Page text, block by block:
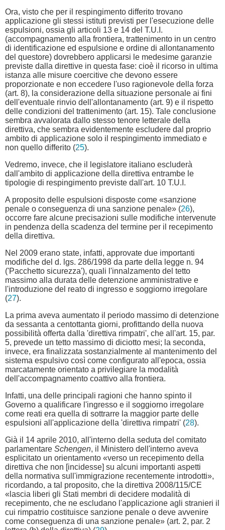
Ora, visto che per il respingimento differito trovano
applicazione gli stessi istituti previsti per l'esecuzione delle
espulsioni, ossia gli articoli 13 e 14 del T.U.I.
(accompagnamento alla frontiera, trattenimento in un centro
di identificazione ed espulsione e ordine di allontanamento
del questore) dovrebbero applicarsi le medesime garanzie
previste dalla direttive in questa fase: cioè il ricorso in ultima
istanza alle misure coercitive che devono essere
proporzionate e non eccedere l'uso ragionevole della forza
(art. 8), la considerazione della situazione personale ai fini
dell'eventuale rinvio dell'allontanamento (art. 9) e il rispetto
delle condizioni del trattenimento (art. 15). Tale conclusione
sembra avvalorata dallo stesso tenore letterale della
direttiva, che sembra evidentemente escludere dal proprio
ambito di applicazione solo il respingimento immediato e
non quello differito (25).
Vedremo, invece, che il legislatore italiano escluderà
dall'ambito di applicazione della direttiva entrambe le
tipologie di respingimento previste dall'art. 10 T.U.I.
A proposito delle espulsioni disposte come «sanzione
penale o conseguenza di una sanzione penale» (26),
occorre fare alcune precisazioni sulle modifiche intervenute
in pendenza della scadenza del termine per il recepimento
della direttiva.
Nel 2009 erano state, infatti, approvate due importanti
modifiche del d. lgs. 286/1998 da parte della legge n. 94
('Pacchetto sicurezza'), quali l'innalzamento del tetto
massimo alla durata delle detenzione amministrative e
l'introduzione del reato di ingresso e soggiorno irregolare
(27).
La prima aveva aumentato il periodo massimo di detenzione
da sessanta a centottanta giorni, profittando della nuova
possibilità offerta dalla 'direttiva rimpatri', che all'art. 15, par.
5, prevede un tetto massimo di diciotto mesi; la seconda,
invece, era finalizzata sostanzialmente al mantenimento del
sistema espulsivo così come configurato all'epoca, ossia
marcatamente orientato a privilegiare la modalità
dell'accompagnamento coattivo alla frontiera.
Infatti, una delle principali ragioni che hanno spinto il
Governo a qualificare l'ingresso e il soggiorno irregolare
come reati era quella di sottrarre la maggior parte delle
espulsioni all'applicazione della 'direttiva rimpatri' (28).
Già il 14 aprile 2010, all'interno della seduta del comitato
parlamentare Schengen, il Ministero dell'interno aveva
esplicitato un orientamento «verso un recepimento della
direttiva che non [incidesse] su alcuni importanti aspetti
della normativa sull'immigrazione recentemente introdotti»,
ricordando, a tal proposito, che la direttiva 2008/115/CE
«lascia liberi gli Stati membri di decidere modalità di
recepimento, che ne escludano l'applicazione agli stranieri il
cui rimpatrio costituisce sanzione penale o deve avvenire
come conseguenza di una sanzione penale» (art. 2, par. 2